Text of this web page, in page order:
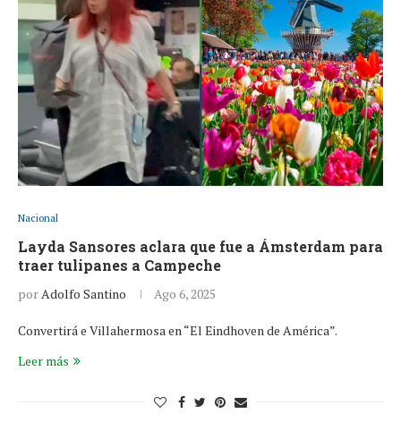
Nacional
Layda Sansores aclara que fue a Ámsterdam para
traer tulipanes a Campeche
porAdolfo Santino Ago 6, 2025
Convertirá e Villahermosa en “El Eindhoven de América”.
Leer más